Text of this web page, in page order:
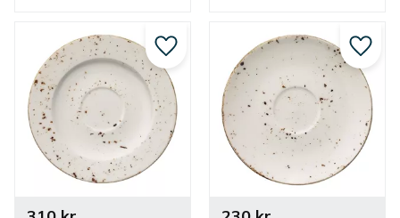
kaffekopp och har
passande kaffefat.
som har passande
kaffekopp.
Lägg till i favoriter Lägg